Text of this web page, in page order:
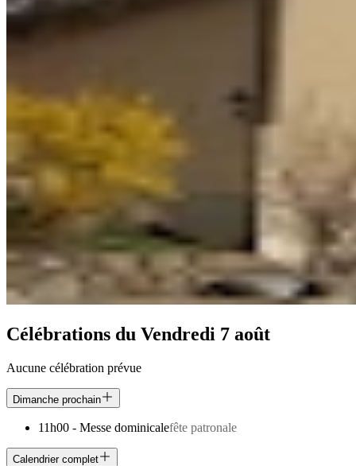
Célébrations du Vendredi 7 août
Aucune célébration prévue
Dimanche prochain
11h00 - Messe dominicalefête patronale
Calendrier complet